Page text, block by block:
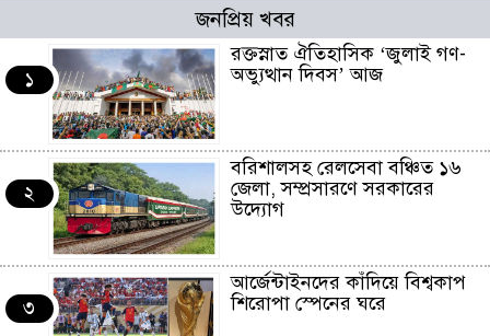
জনপ্রিয় খবর
১
রক্তস্নাত ঐতিহাসিক ‌‘জুলাই গণ-
অভ্যুত্থান দিবস’ আজ
২
বরিশালসহ রেলসেবা বঞ্চিত ১৬
জেলা, সম্প্রসারণে সরকারের
উদ্যোগ
৩
আর্জেন্টাইনদের কাঁদিয়ে বিশ্বকাপ
শিরোপা স্পেনের ঘরে